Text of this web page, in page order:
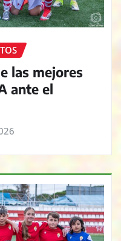
las mejores
ante el